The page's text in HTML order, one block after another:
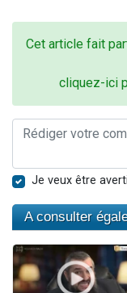
Cet article fait
cliquez-ici
Je veux être
A consulter